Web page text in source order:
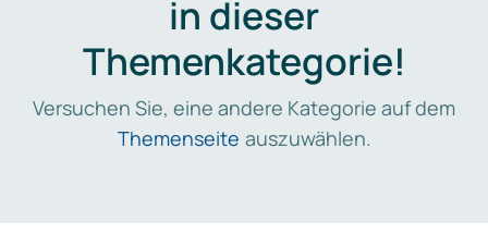
in dieser
Themenkategorie!
Versuchen Sie, eine andere Kategorie auf dem
Themenseite auszuwählen.